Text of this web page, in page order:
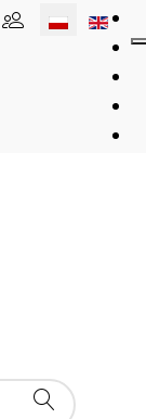
Wybierz swój